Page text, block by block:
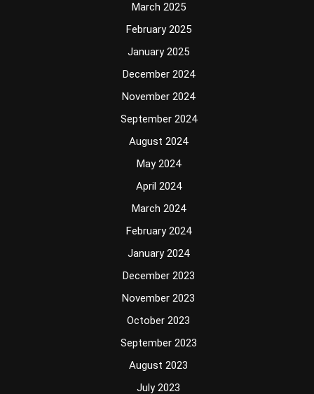
March 2025
February 2025
January 2025
December 2024
November 2024
September 2024
August 2024
May 2024
April 2024
March 2024
February 2024
January 2024
December 2023
November 2023
October 2023
September 2023
August 2023
July 2023